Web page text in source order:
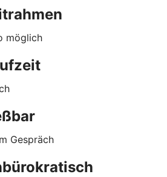
möglich
Gespräch